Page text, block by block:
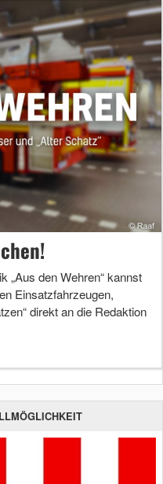
„Aus den Wehren“ kannst
Einsatzfahrzeugen,
direkt an die Redaktion